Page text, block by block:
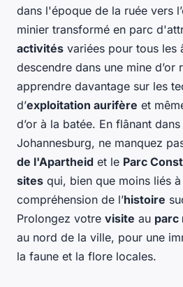
dans l'époque de la ruée vers
minier transformé en parc
activités variées pour tous les
descendre dans une mine d’or
apprendre davantage sur les
d’exploitation aurifère et
d’or à la batée. En flânant
Johannesburg, ne manquez
de l'Apartheid et le Parc
sites qui, bien que moins liés
compréhension de l’histoire
Prolongez votre visite au parc
au nord de la ville, pour une
la faune et la flore locales.